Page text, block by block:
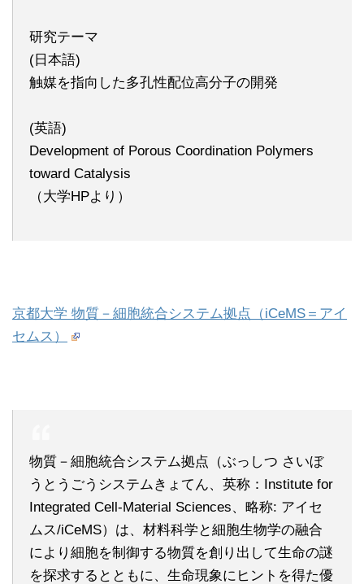
研究テーマ
(日本語)
触媒を指向した多孔性配位高分子の開発
(英語)
Development of Porous Coordination Polymers
toward Catalysis
（大学HPより）
京都大学 物質－細胞統合システム拠点（iCeMS＝アイ
セムス）
物質－細胞統合システム拠点（ぶっしつ さいぼ
うとうごうシステムきょてん、英称：Institute for
Integrated Cell-Material Sciences、略称: アイセ
ムス/iCeMS）は、材料科学と細胞生物学の融合
により細胞を制御する物質を創り出して生命の謎
を探求するとともに、生命現象にヒントを得た優